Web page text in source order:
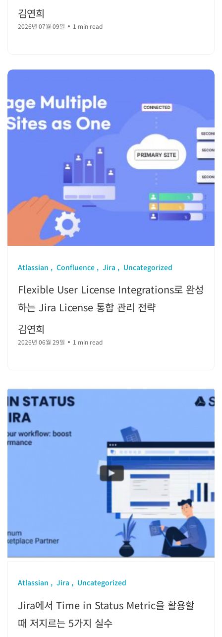
김연희
2026년 07월 09일 1 min read
Atlassian Confluence Jira Uncategorized
Flexible User License Integrations로 완성
하는 Jira License 통합 관리 전략
김연희
2026년 06월 29일 1 min read
Atlassian Jira Uncategorized
Jira에서 Time in Status Metric을 활용할
때 저지르는 5가지 실수